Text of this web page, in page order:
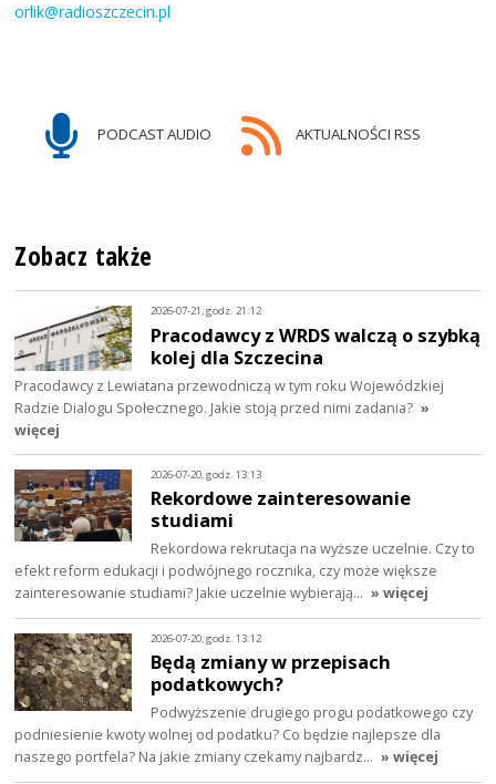
orlik@radioszczecin.pl
PODCAST AUDIO AKTUALNOŚCI RSS
Zobacz także
2026-07-21, godz. 21:12
Pracodawcy z WRDS walczą o szybką
kolej dla Szczecina
Pracodawcy z Lewiatana przewodniczą w tym roku Wojewódzkiej
Radzie Dialogu Społecznego. Jakie stoją przed nimi zadania? »
więcej
2026-07-20, godz. 13:13
Rekordowe zainteresowanie
studiami
Rekordowa rekrutacja na wyższe uczelnie. Czy to
efekt reform edukacji i podwójnego rocznika, czy może większe
zainteresowanie studiami? Jakie uczelnie wybierają… » więcej
2026-07-20, godz. 13:12
Będą zmiany w przepisach
podatkowych?
Podwyższenie drugiego progu podatkowego czy
podniesienie kwoty wolnej od podatku? Co będzie najlepsze dla
naszego portfela? Na jakie zmiany czekamy najbardz… » więcej